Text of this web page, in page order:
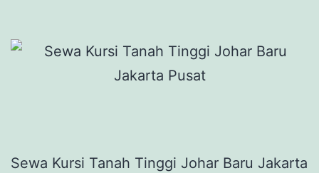
Sewa Kursi Tanah Tinggi Johar Baru Jakarta